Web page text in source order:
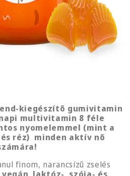
kiegészítő gumivitamin
multivitamin 8 féle
nyomelemmel (mint a
réz) minden aktív nő
finom, narancsízű zselés